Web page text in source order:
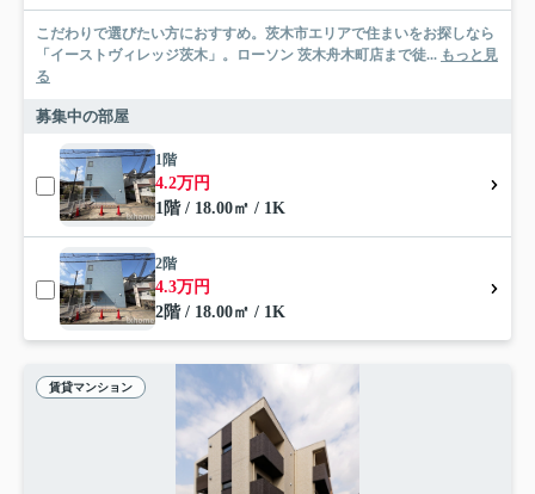
こだわりで選びたい方におすすめ。茨木市エリアで住まいをお探しなら
「イーストヴィレッジ茨木」。ローソン 茨木舟木町店まで徒... もっと見
る
募集中の部屋
1階
4.2万円
1階 / 18.00㎡ / 1K
2階
4.3万円
2階 / 18.00㎡ / 1K
賃貸マンション